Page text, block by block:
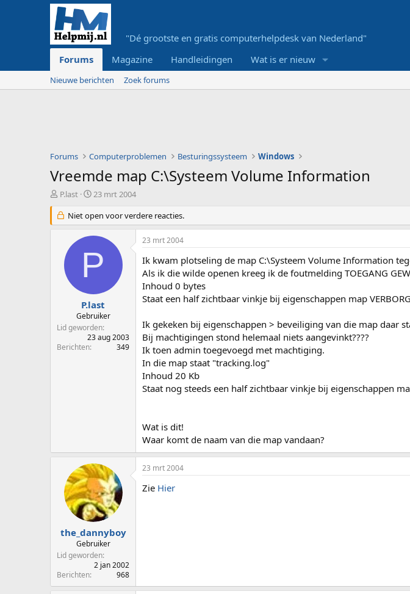
"Dé grootste en gratis computerhelpdesk van Nederland"
Forums
Magazine Handleidingen Wat is er nieuw
Nieuwe berichten Zoek forums
Forums Computerproblemen Besturingssysteem Windows
Vreemde map C:\Systeem Volume Information
O
d
e
r
e
P.last
S
a
r
t
a
t
m
23 mrt 2004
Niet open voor verdere reacties.
P
P.last
Gebruiker
Lid geworden
23 aug 2003
Berichten
349
23 mrt 2004
Ik kwam plotseling de map C:\Systeem Volume Information
Als ik die wilde openen kreeg ik de foutmelding TOEGANG
Inhoud 0 bytes
Staat een half zichtbaar vinkje bij eigenschappen map
Ik gekeken bij eigenschappen > beveiliging van die map daar
Bij machtigingen stond helemaal niets aangevinkt????
Ik toen admin toegevoegd met machtiging.
In die map staat "tracking.log"
Inhoud 20 Kb
Staat nog steeds een half zichtbaar vinkje bij eigenschappen
Wat is dit!
Waar komt de naam van die map vandaan?
the_dannyboy
Gebruiker
Lid geworden
2 jan 2002
Berichten
968
23 mrt 2004
Zie Hier